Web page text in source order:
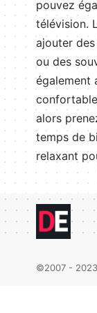
pouvez é
télévision.
ajouter des
ou des
également
confortable
alors prene
temps de b
relaxant
©2007 -